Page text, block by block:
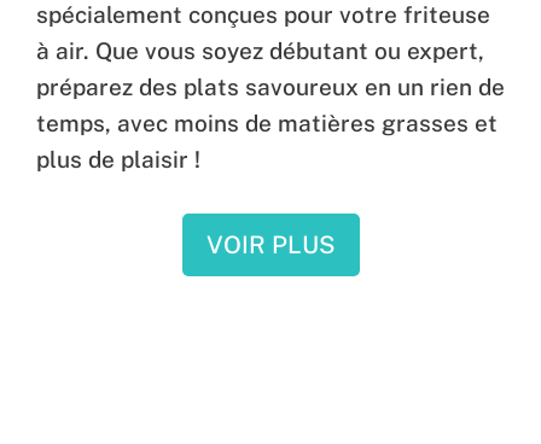
spécialement conçues pour votre friteuse
à air. Que vous soyez débutant ou expert,
préparez des plats savoureux en un rien de
temps, avec moins de matières grasses et
plus de plaisir !
VOIR PLUS